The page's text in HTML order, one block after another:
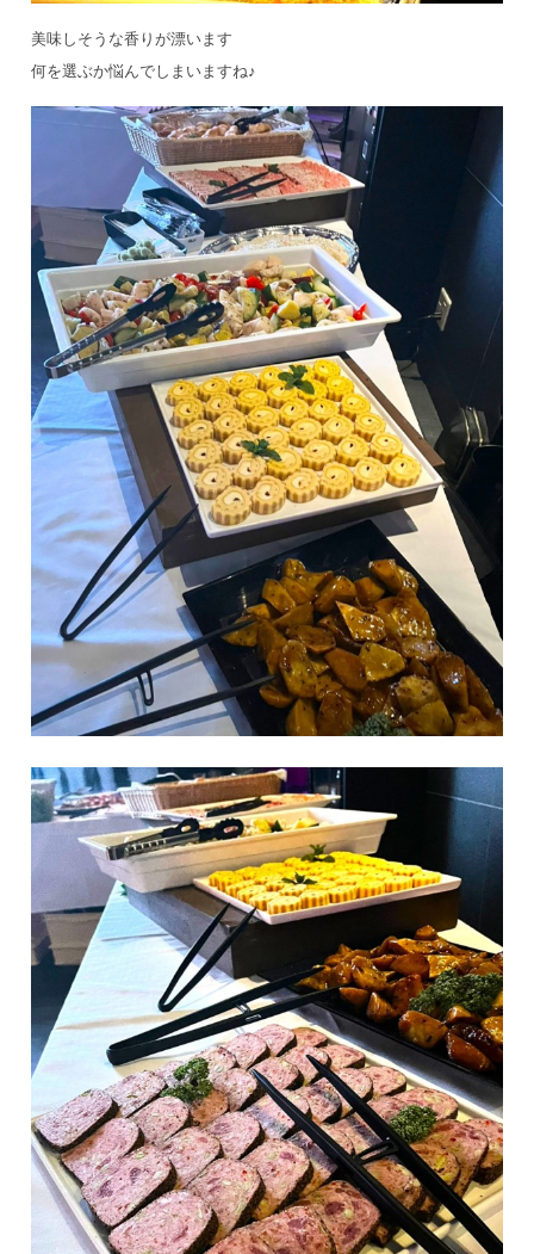
美味しそうな香りが漂います
何を選ぶか悩んでしまいますね♪